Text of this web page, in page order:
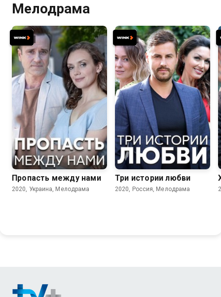
Мелодрама
7.0
Пропасть между нами
2020, Украина, Мелодрама
6.7
Три истории любви
2020, Россия, Мелодрама